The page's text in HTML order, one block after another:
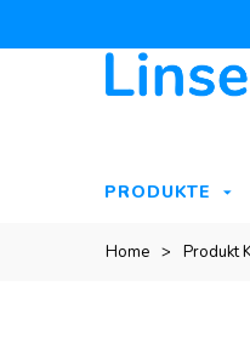
PRODUKTE
Home > Produkt